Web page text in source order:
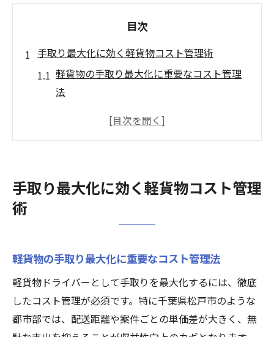
目次
手取り最大化に効く軽貨物コスト管理術
軽貨物の手取り最大化に重要なコスト管理
法
軽貨物で利益率を高める経費見直しの秘訣
ント
経費精算で差をつける軽貨物の極意
とは
経費精算のコツで軽貨物収益を底上げする
方法
手取り最大化に効く軽貨物コスト管理
術
軽貨物の手取り最大化に重要なコスト管理法
軽貨物ドライバーとして手取りを最大化するには、徹底
したコスト管理が必須です。特に千葉県松戸市のような
都市部では、配送距離や案件ごとの単価差が大きく、無